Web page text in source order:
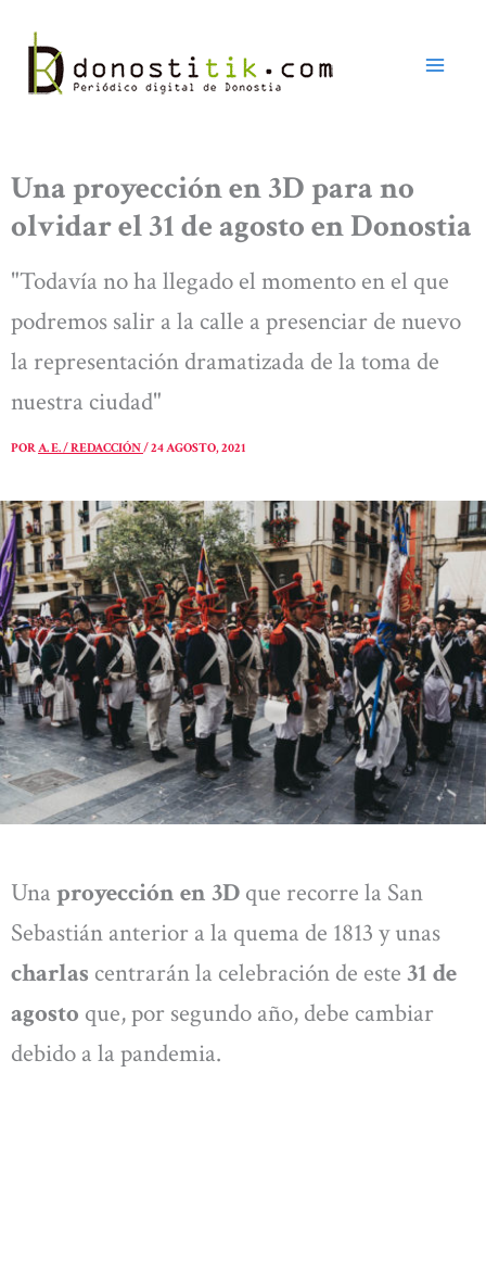
contenido
Una proyección en 3D para no
olvidar el 31 de agosto en Donostia
"Todavía no ha llegado el momento en el que
podremos salir a la calle a presenciar de nuevo
la representación dramatizada de la toma de
nuestra ciudad"
PORA. E. / REDACCIÓN/24 AGOSTO, 2021
Una proyección en 3D que recorre la San
Sebastián anterior a la quema de 1813 y unas
charlas centrarán la celebración de este 31 de
agosto que, por segundo año, debe cambiar
debido a la pandemia.